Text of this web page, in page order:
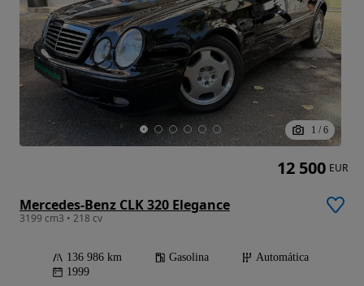
1 / 6
Mercedes-Benz CLK 320 Elegance
3199 cm3 • 218 cv
136 986 km Gasolina
Automática
1999
12 500 EUR